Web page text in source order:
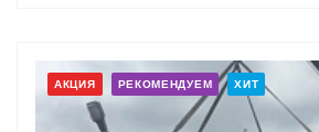
АКЦИЯ РЕКОМЕНДУЕМ ХИТ